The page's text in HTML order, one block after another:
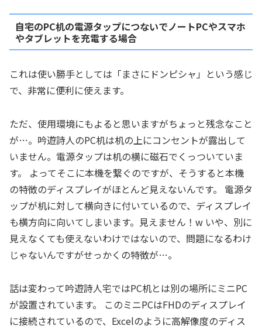
自宅のPC机の電源タップにつないでノートPCやスマホ
やタブレットを充電する場合
これは使い勝手としては「まさにドンピシャ」という感じ
で、非常に便利に使えます。
ただ、使用環境にもよると思いますがちょっと残念なこと
が…。吟遊詩人のPC机は机の上にコンセントが露出して
いません。電源タップは机の横に磁石でくっついていま
す。 よってそこに本機を繋ぐのですが、そうすると本機
の特徴のディスプレイがほとんど見えないんです。 電源タ
ップが机に対して横向きに付いているので、ディスプレイ
も横方向に向いてしまいます。見えません！w いや、別に
見えなくても使えないわけではないので、問題になるわけ
じゃないんですがせっかくの特徴が…。
話は変わって吟遊詩人宅ではPC机とは別の場所にミニPC
が設置されています。 このミニPCはFHDのディスプレイ
に接続されているので、Excelのように高解像度のディス